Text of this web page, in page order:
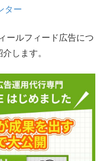
ター
ールフィード広告につ
します。